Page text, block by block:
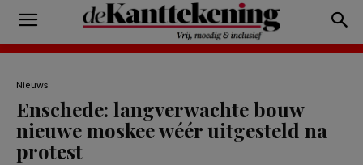
Nieuws
Enschede: langverwachte bouw
nieuwe moskee wéér uitgesteld na
protest